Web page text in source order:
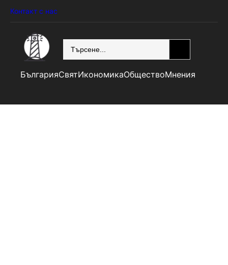
Контакт с нас
БългарияСвятИкономикаОбществоМнения